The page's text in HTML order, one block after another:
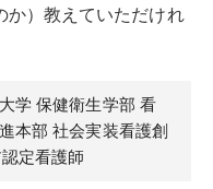
か）教えていただけれ
学 保健衛生学部 看
本部 社会実装看護創
定看護師